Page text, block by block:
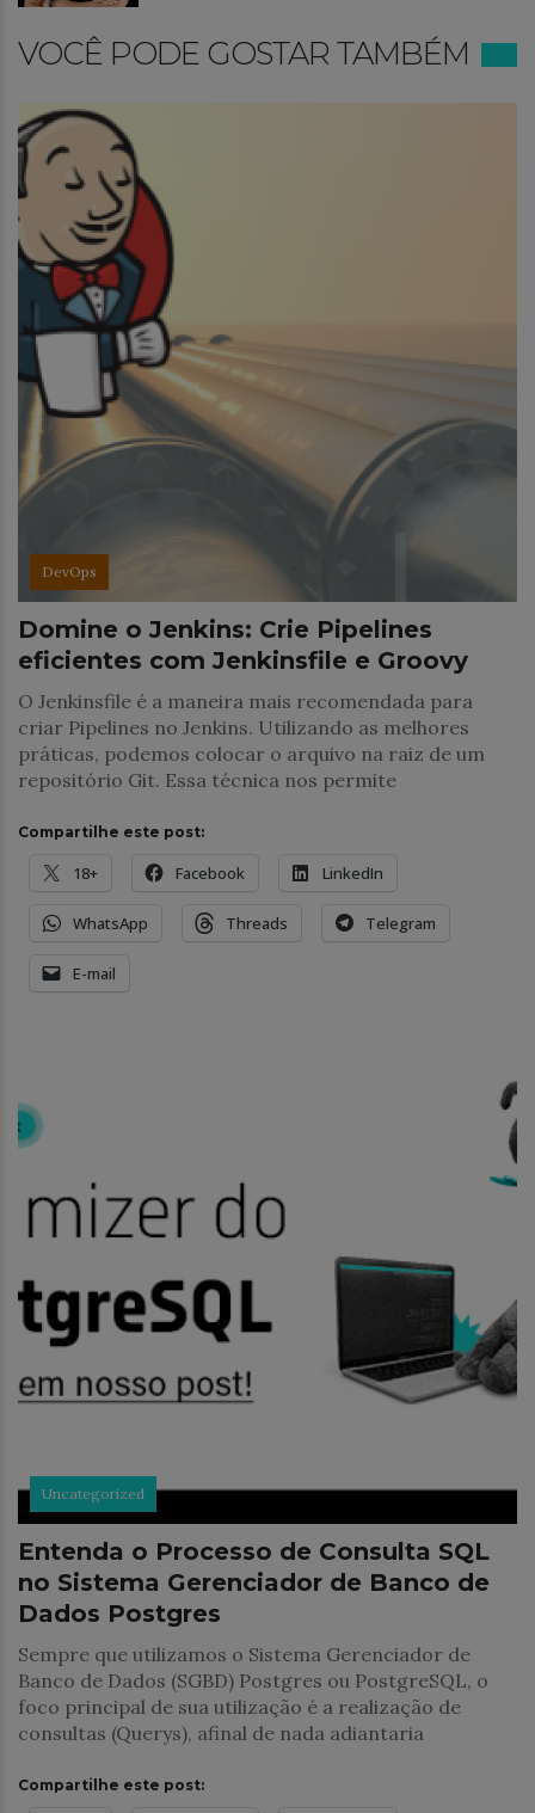
VOCÊ PODE GOSTAR TAMBÉM
DevOps
Domine o Jenkins: Crie Pipelines
eficientes com Jenkinsfile e Groovy
O Jenkinsfile é a maneira mais recomendada para
criar Pipelines no Jenkins. Utilizando as melhores
práticas, podemos colocar o arquivo na raiz de um
repositório Git. Essa técnica nos permite
Compartilhe este post:
18+ Facebook LinkedIn
WhatsApp Threads Telegram
E-mail
Uncategorized
Entenda o Processo de Consulta SQL
no Sistema Gerenciador de Banco de
Dados Postgres
Sempre que utilizamos o Sistema Gerenciador de
Banco de Dados (SGBD) Postgres ou PostgreSQL, o
foco principal de sua utilização é a realização de
consultas (Querys), afinal de nada adiantaria
Compartilhe este post: